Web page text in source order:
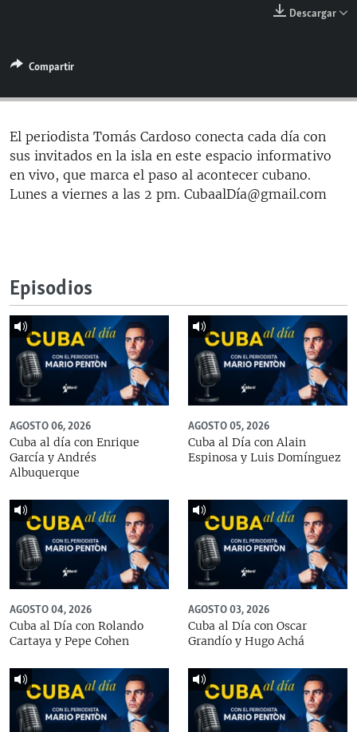
ESPECIALES
LA REALIDAD DE LA VIVIENDA EN CUBA
SER VIEJO EN CUBA
KENTU-CUBANO
LOS SANTOS DE HIALEAH
MULTIMEDIA
EDITORIALES
SÍGUENOS
Descargar
Compartir
El periodista Tomás Cardoso conecta cada día con
sus invitados en la isla en este espacio informativo
en vivo, que marca el paso al acontecer cubano.
Lunes a viernes a las 2 pm. CubaalDía@gmail.com
Episodios
AGOSTO 06, 2026
Cuba al día con Enrique
García y Andrés
Albuquerque
AGOSTO 05, 2026
Cuba al Día con Alain
Espinosa y Luis Domínguez
AGOSTO 04, 2026
Cuba al Día con Rolando
Cartaya y Pepe Cohen
AGOSTO 03, 2026
Cuba al Día con Oscar
Grandío y Hugo Achá